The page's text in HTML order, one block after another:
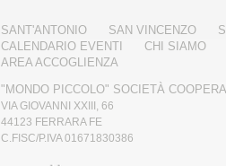
SANT'ANTONIO SAN VINCENZO
CALENDARIO EVENTI
CHI SIAMO
AREA ACCOGLIENZA
"MONDO PICCOLO" SOCIETÀ
VIA GIOVANNI XXIII, 66
44123 FERRARA FE
C.FISC/P.IVA 01671830386